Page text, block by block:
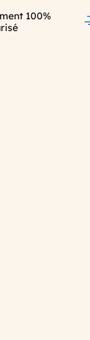
100%